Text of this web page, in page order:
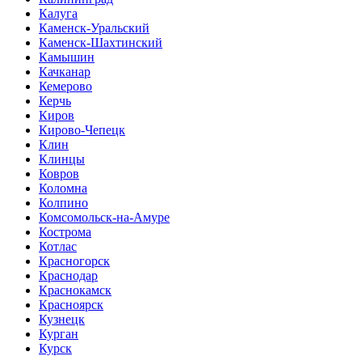
Калуга
Каменск-Уральский
Каменск-Шахтинский
Камышин
Качканар
Кемерово
Керчь
Киров
Кирово-Чепецк
Клин
Клинцы
Ковров
Коломна
Колпино
Комсомольск-на-Амуре
Кострома
Котлас
Красногорск
Краснодар
Краснокамск
Красноярск
Кузнецк
Курган
Курск